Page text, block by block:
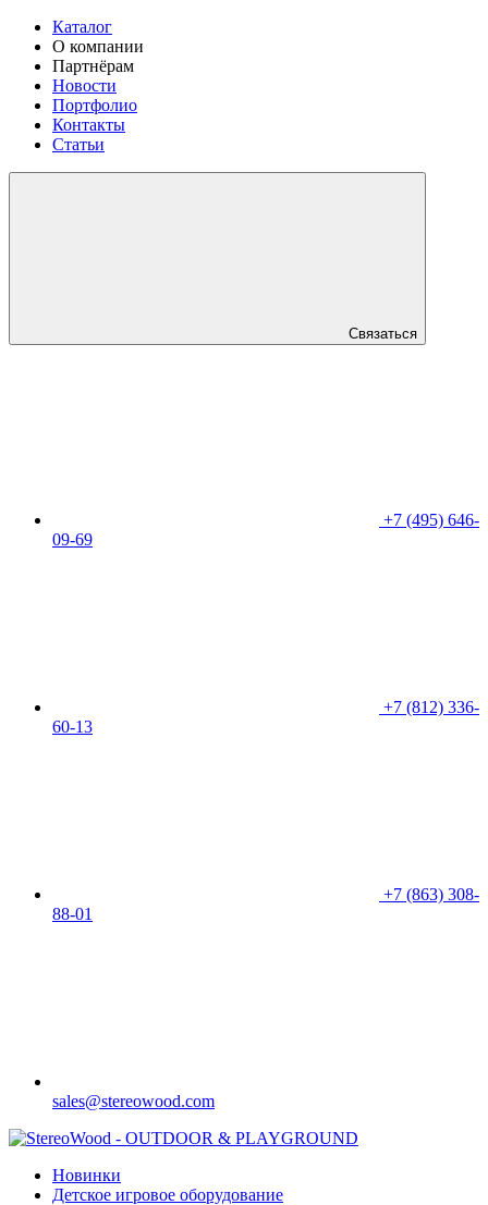
Каталог
О компании
Партнёрам
Новости
Портфолио
Контакты
Статьи
Связаться
+7 (495) 646-
09-69
+7 (812) 336-
60-13
+7 (863) 308-
88-01
sales@stereowood.com
Новинки
Детское игровое оборудование